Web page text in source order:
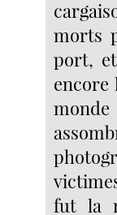
morts
port,
encore
fut la